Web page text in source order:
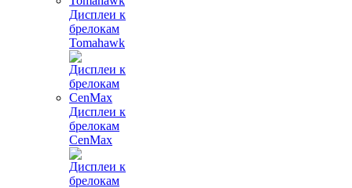
Дисплеи к
брелокам
Tomahawk
Дисплеи к
брелокам
CenMax